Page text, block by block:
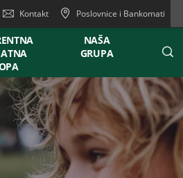
Kontakt Poslovnice i Bankomati
NAŠA
GRUPA